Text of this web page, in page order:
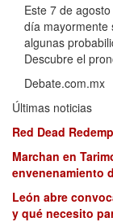
Este 7 de
día mayormente
algunas
Descubre el
Debate.com.mx
Últimas noticias
Red Dead
Marchan en
envenenamiento
León abre
y qué necesito